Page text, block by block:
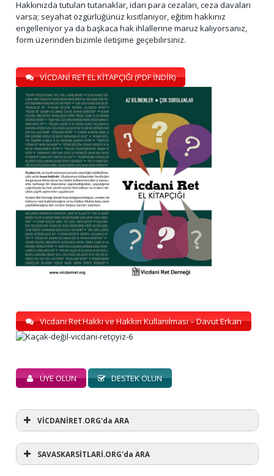
Hakkınızda tutulan tutanaklar, idari para cezaları, ceza davaları
varsa; seyahat özgürlüğünüz kısıtlanıyor, eğitim hakkınız
engelleniyor ya da başkaca hak ihlallerine maruz kalıyorsanız,
form üzerinden bizimle iletişime geçebilirsiniz.
VİCDANİ RET EL KİTAPÇIĞI (PDF İNDİR)
Vicdani Ret Hakkı ve Hakkın Kullanılması – Davut Erkan
ÜYE OLUN DESTEK OLUN
VİCDANİRET.ORG'da ARA
SAVASKARSİTLARİ.ORG'da ARA